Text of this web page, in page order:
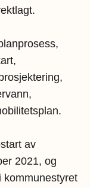
av
2021, og
kommunestyret